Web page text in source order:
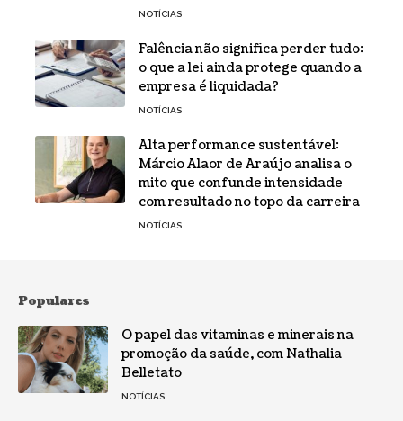
NOTÍCIAS
Falência não significa perder tudo:
o que a lei ainda protege quando a
empresa é liquidada?
NOTÍCIAS
Alta performance sustentável:
Márcio Alaor de Araújo analisa o
mito que confunde intensidade
com resultado no topo da carreira
NOTÍCIAS
Populares
O papel das vitaminas e minerais na
promoção da saúde, com Nathalia
Belletato
NOTÍCIAS